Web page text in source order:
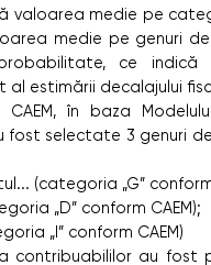
medie pe
medie pe genuri
ce indică
al estimării decalajului
în baza
fost selectate 3 genuri
(categoria „G” conform
„D” conform CAEM);
„I” conform CAEM)
contribuabililor au fost